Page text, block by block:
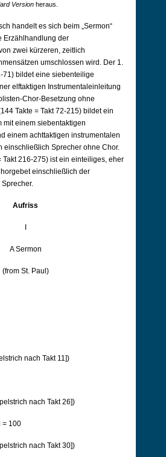
Version heraus.
handelt es sich beim „Sermon“
Erzählhandlung der
zwei kürzeren, zeitlich
umschlossen wird. Der 1.
71) bildet eine siebenteilige
elftaktigen Instrumentaleinleitung
Chor-Besetzung ohne
Takte = Takt 72-215) bildet ein
mit einem siebentaktigen
einem achttaktigen instrumentalen
einschließlich Sprecher ohne Chor.
Takt 216-275) ist ein einteiliges, eher
einschließlich der
Aufriss
A Sermon
(from St. Paul)
nach Takt 11])
nach Takt 26])
= 100
nach Takt 30])